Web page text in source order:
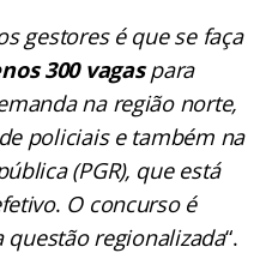
gestores é que se faça
300 vagaspara
na região norte,
policiais e também na
(PGR), que está
. O concurso é
regionalizada“.